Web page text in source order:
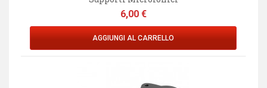
Prezzo
6,00 €
AGGIUNGI AL CARRELLO